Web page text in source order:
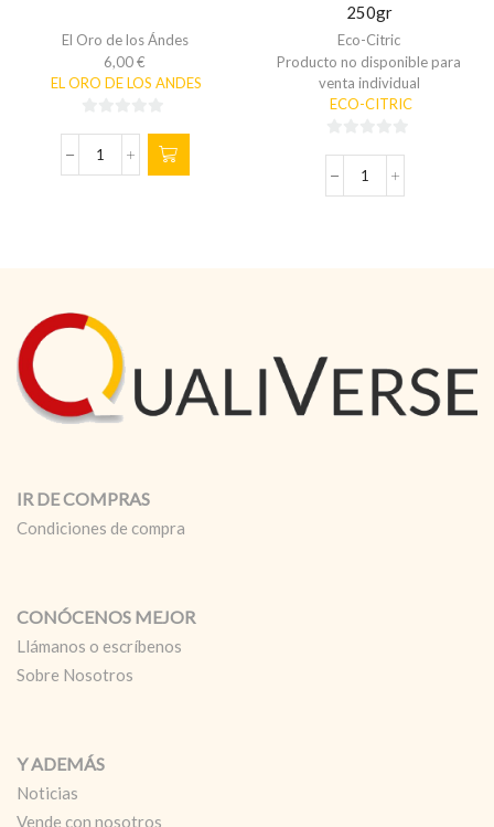
El Oro de los Ándes
6,00€
EL ORO DE LOS ANDES
de
5
CACAO
250gr
Eco-Citric
Producto no disponible para
venta individual
ECO-CITRIC
5
MIEL
IR DE COMPRAS
Condiciones de compra
CONÓCENOS MEJOR
Llámanos o escríbenos
Sobre Nosotros
Y ADEMÁS
Noticias
Vende con nosotros